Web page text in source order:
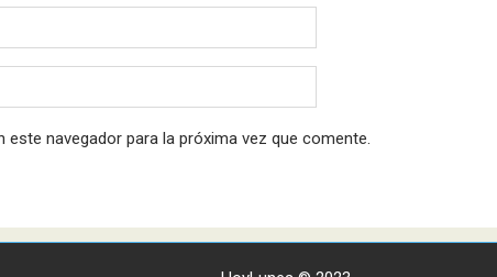
navegador para la próxima vez que comente.